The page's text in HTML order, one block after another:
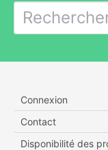
Connexion
Contact
Disponibilité des